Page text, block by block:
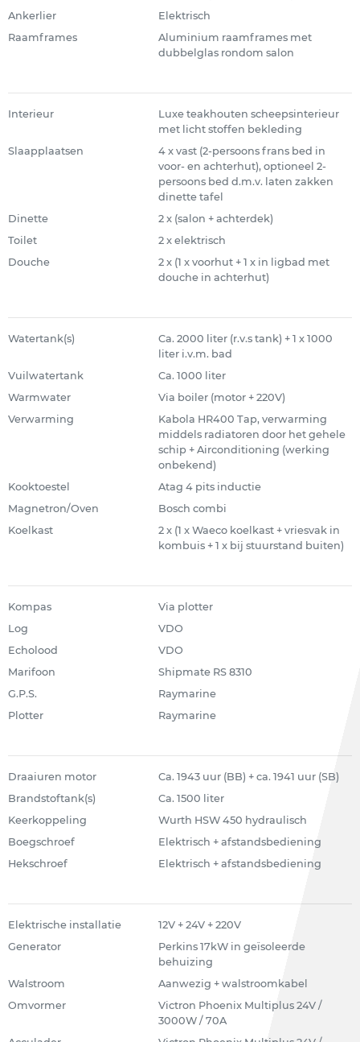
Ankerlier
Elektrisch
Raamframes
Aluminium raamframes met
dubbelglas rondom salon
Interieur
Luxe teakhouten scheepsinterieur
met licht stoffen bekleding
Slaapplaatsen
4 x vast (2-persoons frans bed in
voor- en achterhut), optioneel 2-
persoons bed d.m.v. laten zakken
dinette tafel
Dinette
2 x (salon + achterdek)
Toilet
2 x elektrisch
Douche
2 x (1 x voorhut + 1 x in ligbad met
douche in achterhut)
Watertank(s)
Ca. 2000 liter (r.v.s tank) + 1 x 1000
liter i.v.m. bad
Vuilwatertank
Ca. 1000 liter
Warmwater
Via boiler (motor + 220V)
Verwarming
Kabola HR400 Tap, verwarming
middels radiatoren door het gehele
schip + Airconditioning (werking
onbekend)
Kooktoestel
Atag 4 pits inductie
Magnetron/Oven
Bosch combi
Koelkast
2 x (1 x Waeco koelkast + vriesvak in
kombuis + 1 x bij stuurstand buiten)
Kompas
Via plotter
Log
VDO
Echolood
VDO
Marifoon
Shipmate RS 8310
G.P.S.
Raymarine
Plotter
Raymarine
Draaiuren motor
Ca. 1943 uur (BB) + ca. 1941 uur (SB)
Brandstoftank(s)
Ca. 1500 liter
Keerkoppeling
Wurth HSW 450 hydraulisch
Boegschroef
Elektrisch + afstandsbediening
Hekschroef
Elektrisch + afstandsbediening
Elektrische installatie
12V + 24V + 220V
Generator
Perkins 17kW in geïsoleerde
behuizing
Walstroom
Aanwezig + walstroomkabel
Omvormer
Victron Phoenix Multiplus 24V /
3000W / 70A